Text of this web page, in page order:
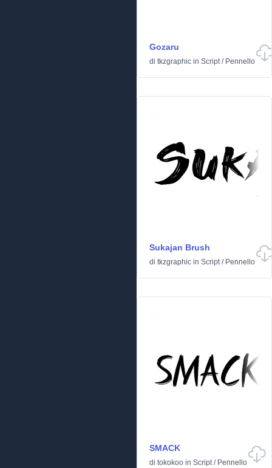
Gozaru
di tkzgraphic in Script/ Pennello
Sukajan Brush
di tkzgraphic in Script/ Pennello
SMACK
di tokokoo in Script/ Pennello